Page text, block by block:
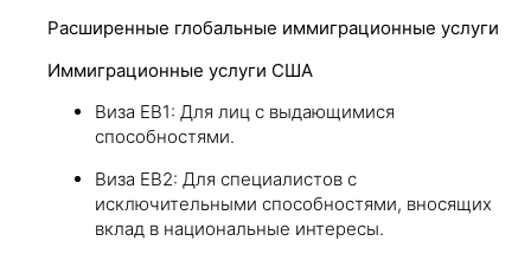
Расширенные глобальные иммиграционные услуги
Иммиграционные услуги США
Виза EB1: Для лиц с выдающимися
способностями.
Виза EB2: Для специалистов с
исключительными способностями, вносящих
вклад в национальные интересы.